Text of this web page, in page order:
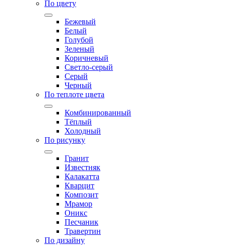
По цвету
Бежевый
Белый
Голубой
Зеленый
Коричневый
Светло-серый
Серый
Черный
По теплоте цвета
Комбинированный
Тёплый
Холодный
По рисунку
Гранит
Известняк
Калакатта
Кварцит
Композит
Мрамор
Оникс
Песчаник
Травертин
По дизайну